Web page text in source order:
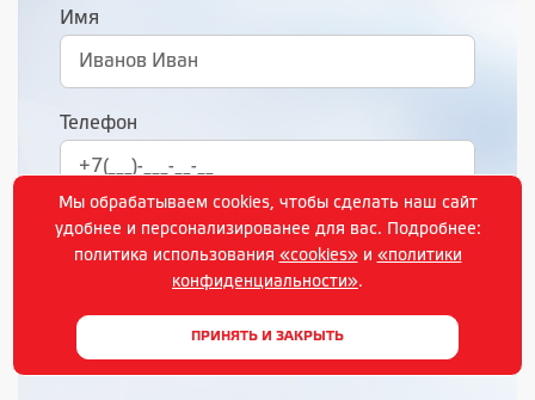
Имя
Телефон
Нажимая на кнопку, вы даете согласие на обработку
своих персональных данных
Мы обрабатываем cookies, чтобы сделать наш сайт
удобнее и персонализированее для вас. Подробнее:
политика использования «cookies» и «политики
конфиденциальности».
ПРИНЯТЬ И ЗАКРЫТЬ